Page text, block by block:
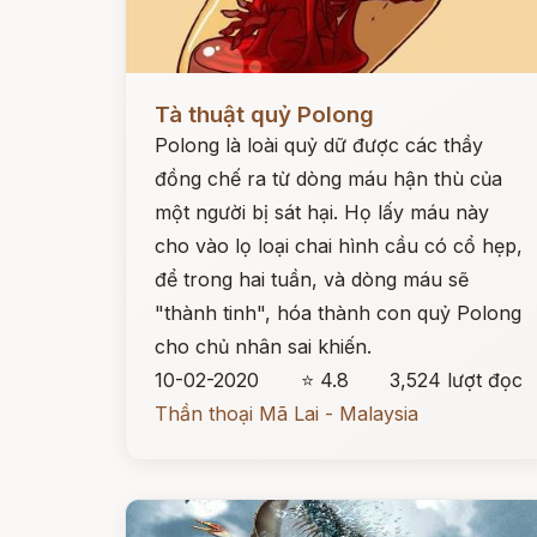
Tà thuật quỷ Polong
Polong là loài quỷ dữ được các thầy
đồng chế ra từ dòng máu hận thù của
một người bị sát hại. Họ lấy máu này
cho vào lọ loại chai hình cầu có cổ hẹp,
để trong hai tuần, và dòng máu sẽ
"thành tinh", hóa thành con quỷ Polong
cho chủ nhân sai khiến.
10-02-2020
⭐ 4.8
3,524 lượt đọc
Thần thoại Mã Lai - Malaysia